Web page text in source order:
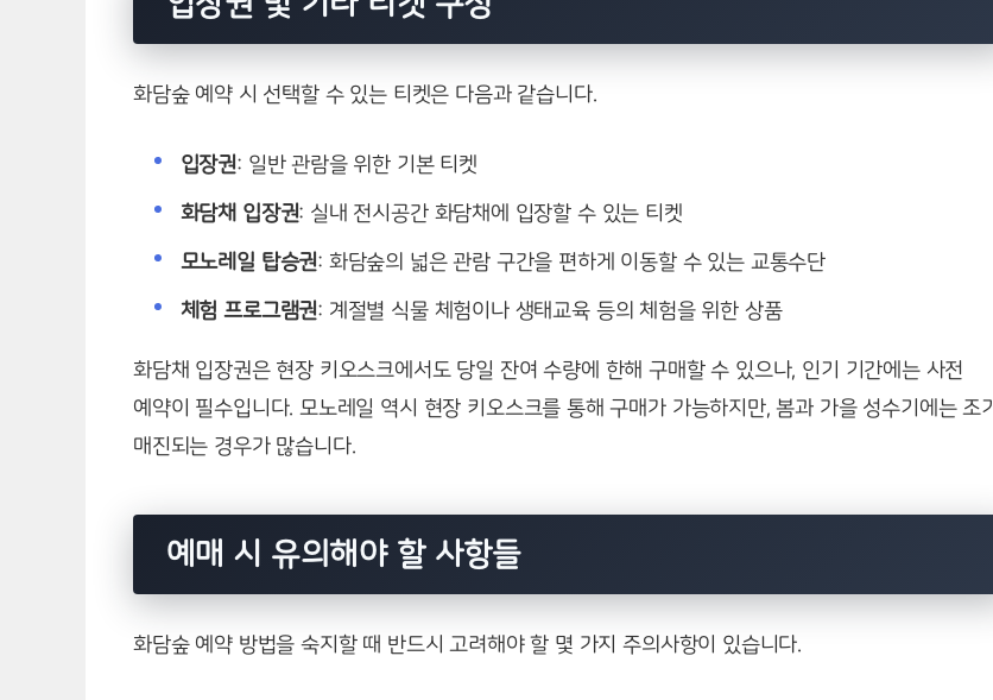
화담숲 예약 시 선택할 수 있는 티켓은 다음과 같습니다.
입장권: 일반 관람을 위한 기본 티켓
화담채 입장권: 실내 전시공간 화담채에 입장할 수 있는 티켓
모노레일 탑승권: 화담숲의 넓은 관람 구간을 편하게 이동할 수 있는 교통수단
체험 프로그램권: 계절별 식물 체험이나 생태교육 등의 체험을 위한 상품
화담채 입장권은 현장 키오스크에서도 당일 잔여 수량에 한해 구매할 수 있으나, 인기 기간에는 사전
예약이 필수입니다. 모노레일 역시 현장 키오스크를 통해 구매가 가능하지만, 봄과 가을 성수기에는 조기
매진되는 경우가 많습니다.
예매 시 유의해야 할 사항들
화담숲 예약 방법을 숙지할 때 반드시 고려해야 할 몇 가지 주의사항이 있습니다.